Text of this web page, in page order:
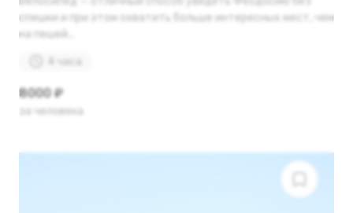
спешки и при этом охватить больше интересных мест, чем
на пешей...
4 часа
8000 ₽
за человека